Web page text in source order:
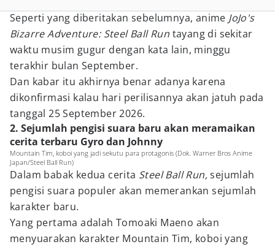
Seperti yang diberitakan sebelumnya, anime JoJo's
Bizarre Adventure: Steel Ball Run tayang di sekitar
waktu musim gugur dengan kata lain, minggu
terakhir bulan September.
Dan kabar itu akhirnya benar adanya karena
dikonfirmasi kalau hari perilisannya akan jatuh pada
tanggal 25 September 2026.
2. Sejumlah pengisi suara baru akan meramaikan
cerita terbaru Gyro dan Johnny
Mountain Tim, koboi yang jadi sekutu para protagonis (Dok. Warner Bros Anime
Japan/Steel Ball Run)
Dalam babak kedua cerita Steel Ball Run,sejumlah
pengisi suara populer akan memerankan sejumlah
karakter baru.
Yang pertama adalah Tomoaki Maeno akan
menyuarakan karakter Mountain Tim, koboi yang